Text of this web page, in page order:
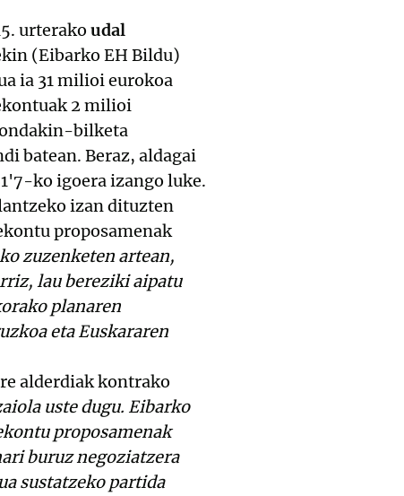
urterako udal
(Eibarko EH Bildu)
ia 31 milioi eurokoa
2 milioi
bilketa
batean. Beraz, aldagai
ko igoera izango luke.
izan dituzten
proposamenak
zuzenketen artean,
lau bereziki aipatu
planaren
eta Euskararen
alderdiak kontrako
uste dugu. Eibarko
proposamenak
buruz negoziatzera
sustatzeko partida